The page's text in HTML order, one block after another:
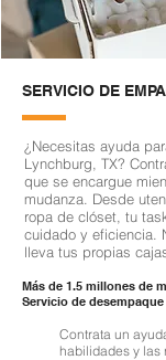
SERVICIO DE
¿Necesitas ayuda
Lynchburg, TX?
que se encargue
mudanza. Desde
ropa de clóset, tu
cuidado y eficiencia.
lleva tus propias
Más de 1.5 millones de
Servicio de
Contrata un
habilidades y las